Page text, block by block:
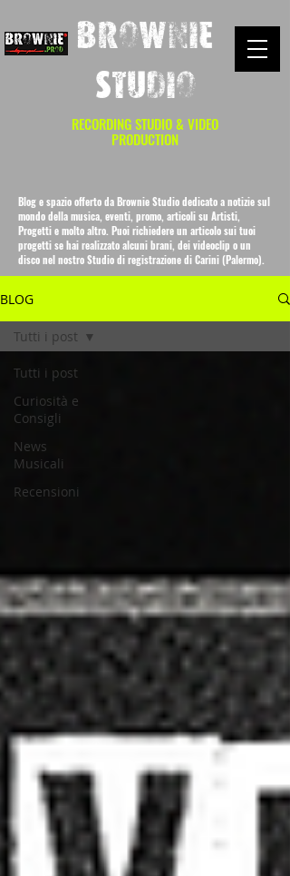
Brownie
Studio
RECORDING STUDIO & VIDEO
PRODUCTION
Blog e spazio offerto da Brownie Studio dedicato a notizie sul
mondo della musica, eventi, promo, articoli su Artisti,
Progetti e molto altro. Puoi richiedere un articolo sui tuoi
progetti se hai realizzato alcuni brani, dei videoclip o un
disco nel nostro Studio di registrazione di Carini (Palermo).
BLOG
Tutti i post
Curiosità e
Consigli
News
Musicali
Recensioni
Tutti i post